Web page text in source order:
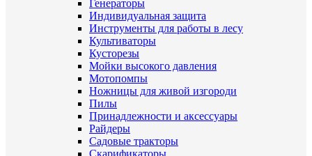
Генераторы
Индивидуальная защита
Инструменты для работы в лесу
Культиваторы
Кусторезы
Мойки высокого давления
Мотопомпы
Ножницы для живой изгороди
Пилы
Принадлежности и аксессуары
Райдеры
Садовые тракторы
Скарификаторы